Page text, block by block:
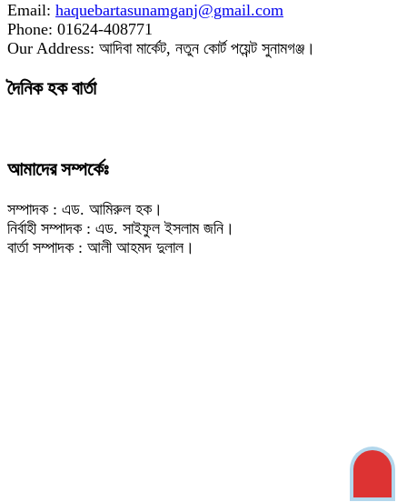
Email: haquebartasunamganj@gmail.com
Phone: 01624-408771
Our Address: আদিবা মার্কেট, নতুন কোর্ট পয়েন্ট সুনামগঞ্জ।
দৈনিক হক বার্তা
আমাদের সম্পর্কেঃ
সম্পাদক : এড. আমিরুল হক।
নির্বাহী সম্পাদক : এড. সাইফুল ইসলাম জনি।
বার্তা সম্পাদক : আলী আহমদ দুলাল।